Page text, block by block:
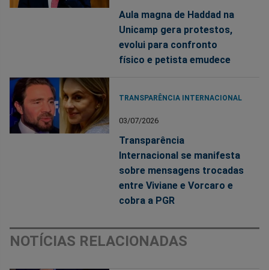
Aula magna de Haddad na
Unicamp gera protestos,
evolui para confronto
físico e petista emudece
TRANSPARÊNCIA INTERNACIONAL
03/07/2026
Transparência
Internacional se manifesta
sobre mensagens trocadas
entre Viviane e Vorcaro e
cobra a PGR
NOTÍCIAS RELACIONADAS